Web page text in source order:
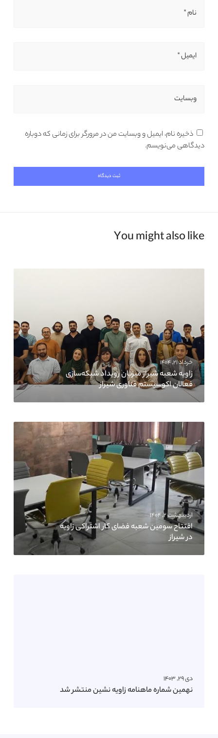
نام *
ایمیل *
وبسایت
ذخیره نام، ایمیل و وبسایت من در مرورگر برای زمانی که دوباره
دیدگاهی می‌نویسم.
You might also like
خرداد ۲۱, ۱۴۰۴
زاویه شعبه شیراز میزبان رویداد شبکه‌سازی
فعالان اکوسیستم فناوری شیراز
اردیبهشت ۲, ۱۴۰۴
افتتاح سومین شعبه فضای کار اشتراکی زاویه
در شیراز
دی ۲۹, ۱۴۰۳
نهمین شماره ماهنامه زاویه نشین منتشر شد